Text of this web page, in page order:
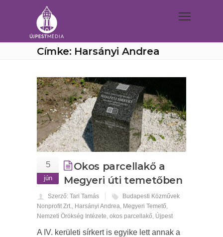
Címke: Harsányi Andrea
5
jún
Okos parcellakő a
Megyeri úti temetőben
Szerző: Tari Tamás
Budapesti Közművek
Nonprofit Zrt., Harsányi Andrea, Megyeri Temető,
Nemzeti Örökség Intézete, okos parcellakő, Újpest
A IV. kerületi sírkert is egyike lett annak a